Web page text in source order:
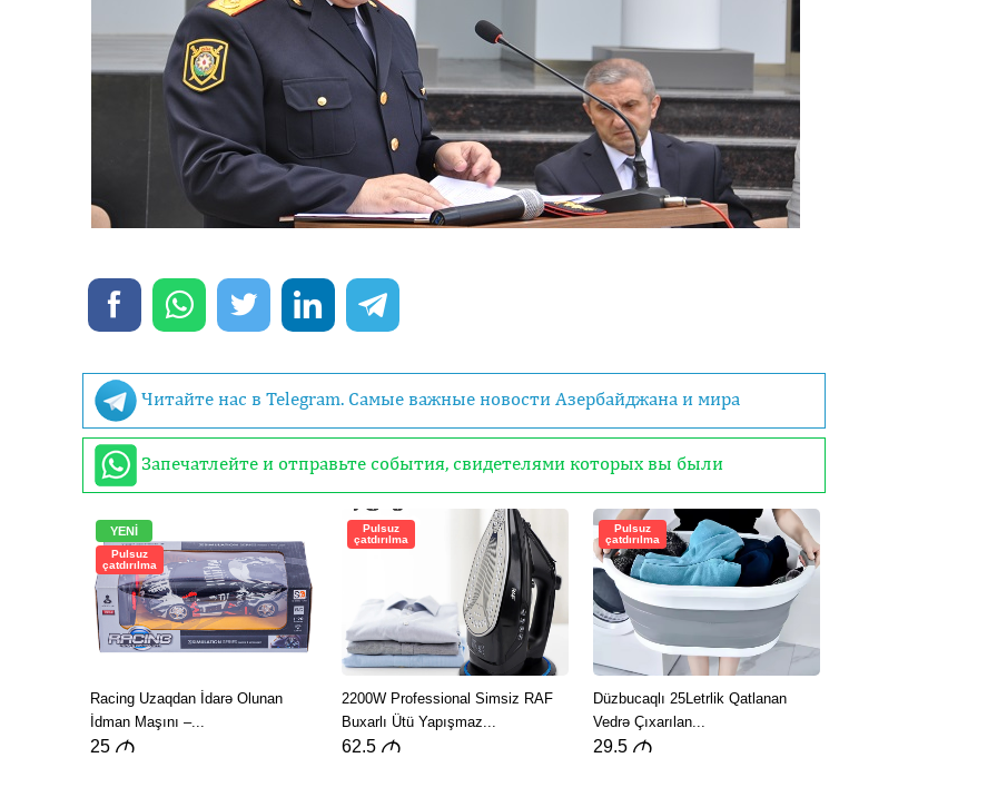
Читайте нас в Telegram. Самые важные новости Азербайджана и мира
Запечатлейте и отправьте события, свидетелями которых вы были